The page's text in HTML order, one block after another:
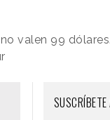
valen 99 dólares.